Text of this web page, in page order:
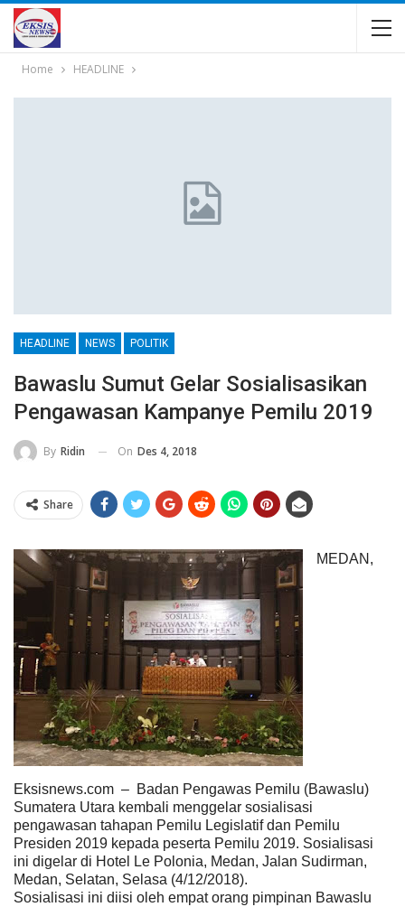
Home HEADLINE
HEADLINE NEWS POLITIK
Bawaslu Sumut Gelar Sosialisasikan
Pengawasan Kampanye Pemilu 2019
By Ridin On Des 4, 2018
Share
MEDAN,
Eksisnews.com – Badan Pengawas Pemilu (Bawaslu)
Sumatera Utara kembali menggelar sosialisasi
pengawasan tahapan Pemilu Legislatif dan Pemilu
Presiden 2019 kepada peserta Pemilu 2019. Sosialisasi
ini digelar di Hotel Le Polonia, Medan, Jalan Sudirman,
Medan, Selatan, Selasa (4/12/2018).
Sosialisasi ini diisi oleh empat orang pimpinan Bawaslu